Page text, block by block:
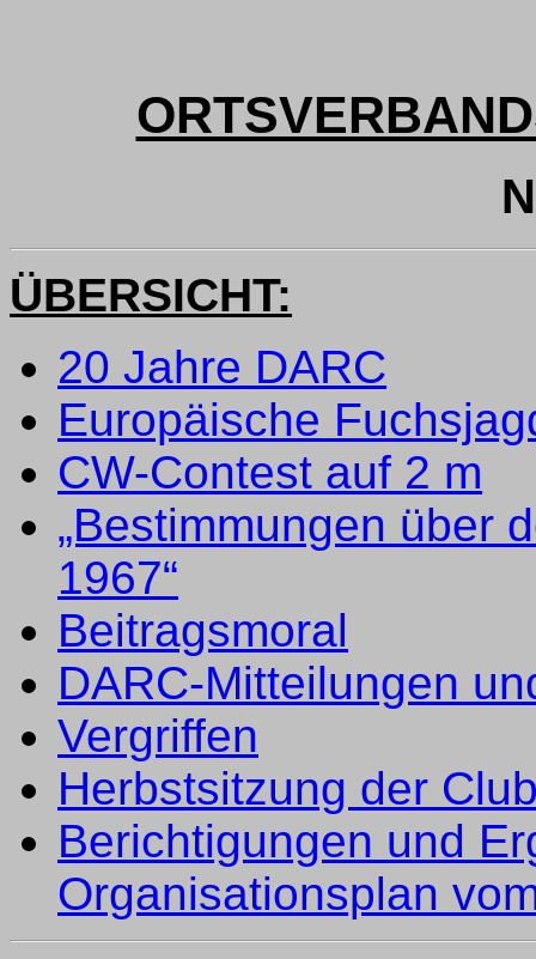
ÜBERSICHT:
20 Jahre DARC
Europäische
CW-Contest auf 2 m
„Bestimmungen über
1967“
Beitragsmoral
DARC-Mitteilungen
Vergriffen
Herbstsitzung der
Berichtigungen und
Organisationsplan